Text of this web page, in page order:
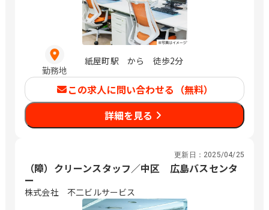
勤務地
紙屋町駅 から 徒歩2分
この求人に問い合わせる（無料）
詳細を見る
更新日： 2025/04/25
（障）クリーンスタッフ／中区 広島バスセンタ
ー
株式会社 不二ビルサービス